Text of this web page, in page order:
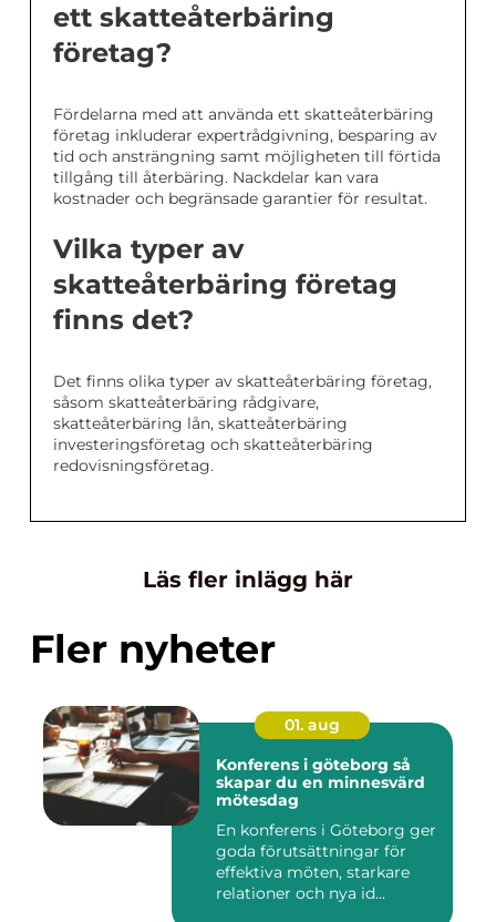
ett skatteåterbäring
företag?
Fördelarna med att använda ett skatteåterbäring
företag inkluderar expertrådgivning, besparing av
tid och ansträngning samt möjligheten till förtida
tillgång till återbäring. Nackdelar kan vara
kostnader och begränsade garantier för resultat.
Vilka typer av
skatteåterbäring företag
finns det?
Det finns olika typer av skatteåterbäring företag,
såsom skatteåterbäring rådgivare,
skatteåterbäring lån, skatteåterbäring
investeringsföretag och skatteåterbäring
redovisningsföretag.
Läs fler inlägg här
Fler nyheter
01. aug
Konferens i göteborg så
skapar du en minnesvärd
mötesdag
En konferens i Göteborg ger
goda förutsättningar för
effektiva möten, starkare
relationer och nya id...